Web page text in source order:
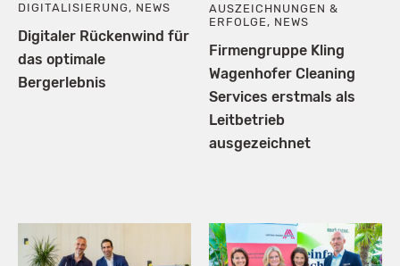
DIGITALISIERUNG, NEWS
Digitaler Rückenwind für
das optimale
Bergerlebnis
AUSZEICHNUNGEN &
ERFOLGE , NEWS
Firmengruppe Kling
Wagenhofer Cleaning
Services erstmals als
Leitbetrieb
ausgezeichnet